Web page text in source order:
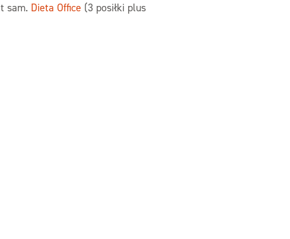
sam. Dieta Office (3 posiłki plus